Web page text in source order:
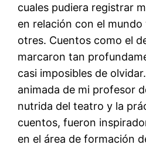
cuales pudiera registrar
en relación con el
otres. Cuentos como el
marcaron tan
casi imposibles de
animada de mi profesor
nutrida del teatro y la
cuentos, fueron
en el área de formación